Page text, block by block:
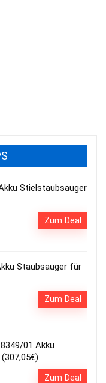
Stielstaubsauger
Zum Deal
Staubsauger für
Zum Deal
01 Akku
Zum Deal